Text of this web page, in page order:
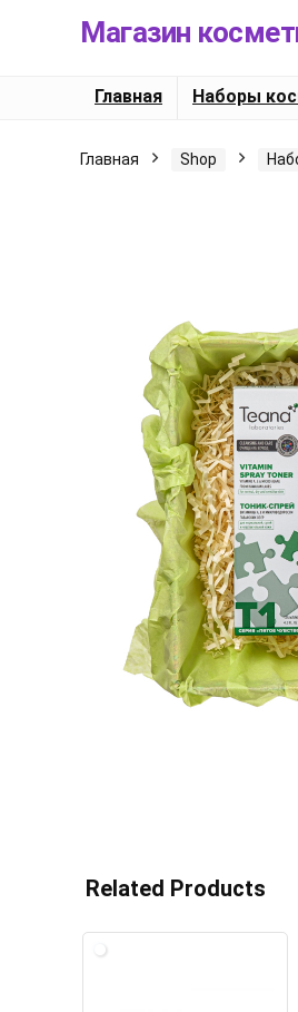
Магазин
Главная Наборы
Главная Shop
Related Products